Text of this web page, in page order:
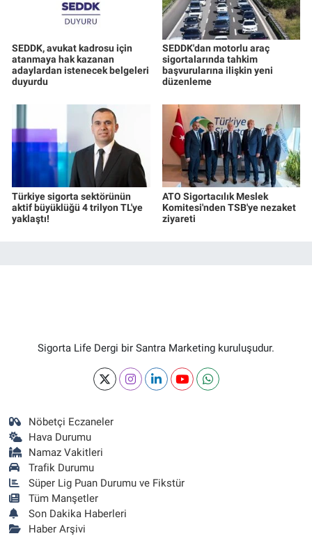
SEDDK, avukat kadrosu için
atanmaya hak kazanan
adaylardan istenecek belgeleri
duyurdu
SEDDK'dan motorlu araç
sigortalarında tahkim
başvurularına ilişkin yeni
düzenleme
Türkiye sigorta sektörünün
aktif büyüklüğü 4 trilyon TL'ye
yaklaştı!
ATO Sigortacılık Meslek
Komitesi'nden TSB'ye nezaket
ziyareti
Sigorta Life Dergi bir Santra Marketing kuruluşudur.
Nöbetçi Eczaneler
Hava Durumu
Namaz Vakitleri
Trafik Durumu
Süper Lig Puan Durumu ve Fikstür
Tüm Manşetler
Son Dakika Haberleri
Haber Arşivi